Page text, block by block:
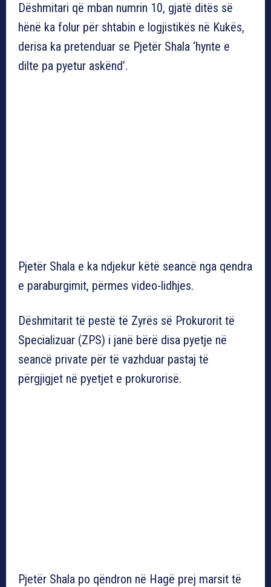
Dëshmitari që mban numrin 10, gjatë ditës së
hënë ka folur për shtabin e logjistikës në Kukës,
derisa ka pretenduar se Pjetër Shala ‘hynte e
dilte pa pyetur askënd’.
Pjetër Shala e ka ndjekur këtë seancë nga qendra
e paraburgimit, përmes video-lidhjes.
Dëshmitarit të pestë të Zyrës së Prokurorit të
Specializuar (ZPS) i janë bërë disa pyetje në
seancë private për të vazhduar pastaj të
përgjigjet në pyetjet e prokurorisë.
Pjetër Shala po qëndron në Hagë prej marsit të